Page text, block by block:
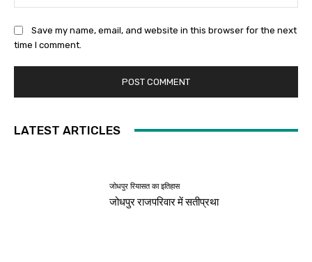
Save my name, email, and website in this browser for the next
time I comment.
LATEST ARTICLES
जोधपुर रियासत का इतिहास
जोधपुर राजपरिवार में सतीप्रथा